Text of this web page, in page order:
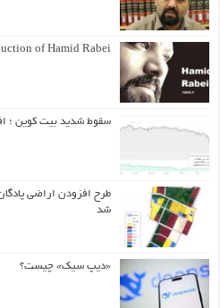
of Hamid Rabei
سقوط شدید بیت کوین ؛ افت ۱۵ درصدی اتریوم و
طرح افزودن اراضی
شد
«دیپ سیک» چیست؟